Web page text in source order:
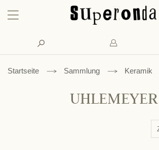
Konto
Suche
Startseite Sammlung Keramik
UHLEMEYER